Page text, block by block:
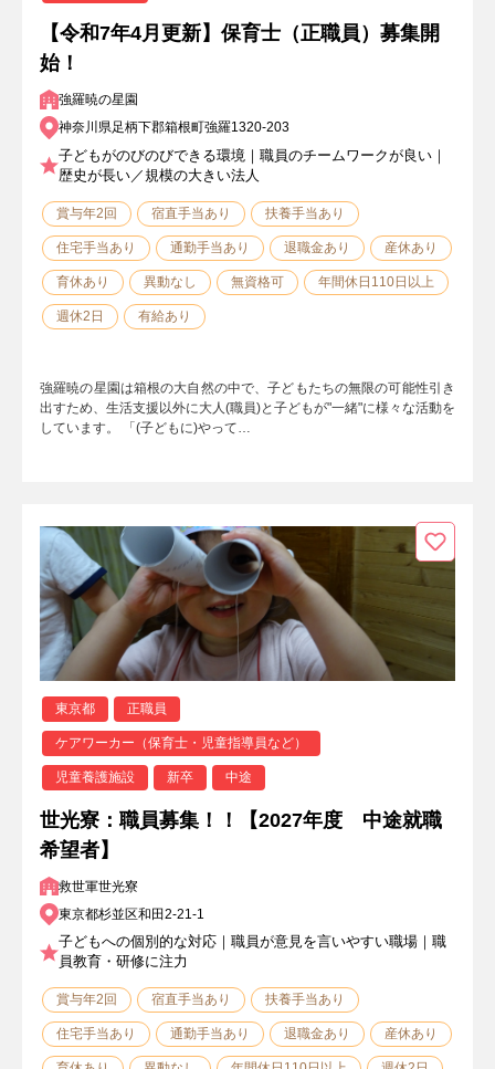
【令和7年4月更新】保育士（正職員）募集開
始！
強羅暁の星園
神奈川県足柄下郡箱根町強羅1320-203
子どもがのびのびできる環境｜職員のチームワークが良い｜
歴史が長い／規模の大きい法人
賞与年2回 宿直手当あり 扶養手当あり
住宅手当あり 通勤手当あり 退職金あり 産休あり
育休あり 異動なし 無資格可 年間休日110日以上
週休2日 有給あり
強羅暁の星園は箱根の大自然の中で、子どもたちの無限の可能性引き
出すため、生活支援以外に大人(職員)と子どもが"一緒"に様々な活動を
しています。 「(子どもに)やって…
東京都 正職員
ケアワーカー（保育士・児童指導員など）
児童養護施設 新卒 中途
世光寮：職員募集！！【2027年度 中途就職
希望者】
救世軍世光寮
東京都杉並区和田2-21-1
子どもへの個別的な対応｜職員が意見を言いやすい職場｜職
員教育・研修に注力
賞与年2回 宿直手当あり 扶養手当あり
住宅手当あり 通勤手当あり 退職金あり 産休あり